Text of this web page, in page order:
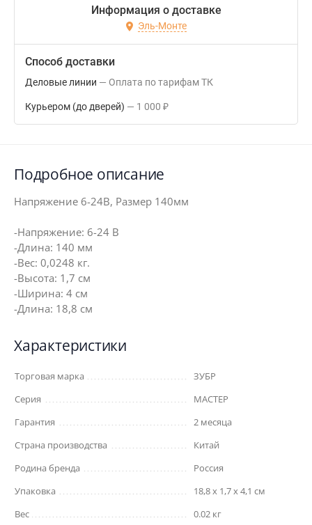
Информация о доставке
Эль-Монте
Способ доставки
Деловые линии Оплата по тарифам ТК
Курьером (до дверей) 1 000 ₽
Подробное описание
Напряжение 6-24В, Размер 140мм
-Напряжение: 6-24 В
-Длина: 140 мм
-Вес: 0,0248 кг.
-Высота: 1,7 см
-Ширина: 4 см
-Длина: 18,8 см
Характеристики
Торговая марка
ЗУБР
Серия
МАСТЕР
Гарантия
2 месяца
Страна производства
Китай
Родина бренда
Россия
Упаковка
18,8 x 1,7 x 4,1 см
Вес
0.02 кг